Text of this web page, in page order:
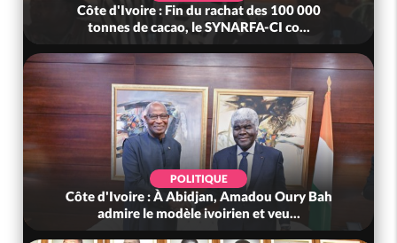
Côte d'Ivoire : Fin du rachat des 100 000
tonnes de cacao, le SYNARFA-CI co...
POLITIQUE
Côte d'Ivoire : À Abidjan, Amadou Oury Bah
admire le modèle ivoirien et veu...